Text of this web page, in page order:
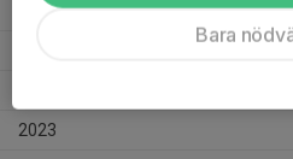
2026
2023
Bara